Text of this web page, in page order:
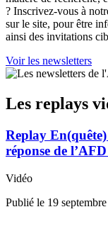
? Inscrivez-vous à
sur le site, pour être
ainsi des invitations
Voir les newsletters
Les replays
Replay
réponse de
Vidéo
Publié le 19